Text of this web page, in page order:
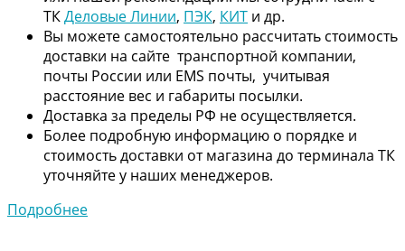
ТКДеловые Линии, ПЭК, КИТ и др.
Вы можете самостоятельно рассчитать стоимость
доставки на сайте транспортной компании,
почты России или EMS почты, учитывая
расстояние вес и габариты посылки.
Доставка за пределы РФ не осуществляется.
Более подробную информацию о порядке и
стоимость доставки от магазина до терминала ТК
уточняйте у наших менеджеров.
Подробнее